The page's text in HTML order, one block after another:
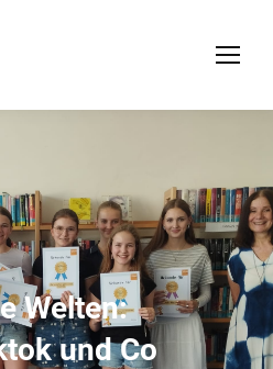
Welten:
und Co